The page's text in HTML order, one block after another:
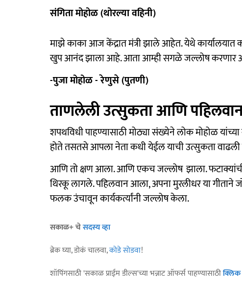
संगिता मोहोळ (थोरल्या वहिनी)
माझे काका आज केंद्रात मंत्री झाले आहेत. येथे कार्यालयात
खुप आनंद झाला आहे. आता आम्ही सगळे जल्लोष करणार
-पुजा मोहोळ - रेणुसे (पुतणी)
ताणलेली उत्सुकता आणि
शपथविधी पाहण्यासाठी मोठ्या संख्येने लोक मोहोळ
होते तसतसे आपला नेता कधी येईल याची उत्सुकता
आणि तो क्षण आला. आणि एकच जल्लोष ‌ झाला.
थिरकू लागले. पहिलवान आला, अपना मुरलीधर या गीताने
फलक उंचावून कार्यकर्त्यांनी जल्लोष केला.
सकाळ+ चेसदस्य व्हा
ब्रेक घ्या, डोकं चालवा,कोडे सोडवा!
शॉपिंगसाठी 'सकाळ प्राईम डील्स'च्या भन्नाट ऑफर्स पाहण्यासाठीक्लिक